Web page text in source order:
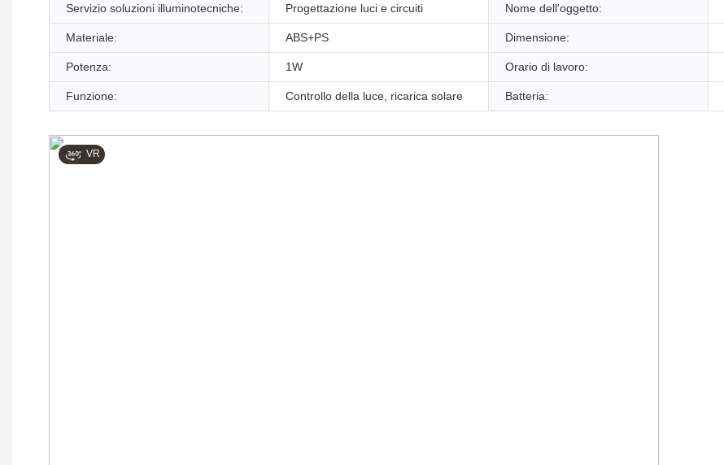
Servizio soluzioni illuminotecniche: Progettazione luci e circuiti Nome dell'oggetto:
Materiale: ABS+PS Dimensione:
Potenza: 1W Orario di lavoro:
Funzione: Controllo della luce, ricarica solare Batteria:
VR